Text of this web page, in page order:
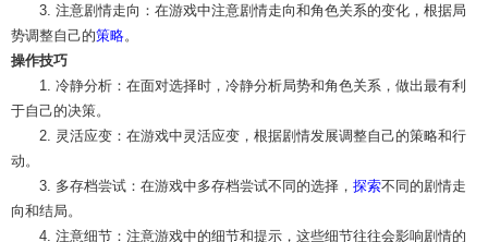
3. 注意剧情走向：在游戏中注意剧情走向和角色关系的变化，根据局
势调整自己的策略。
操作技巧
1. 冷静分析：在面对选择时，冷静分析局势和角色关系，做出最有利
于自己的决策。
2. 灵活应变：在游戏中灵活应变，根据剧情发展调整自己的策略和行
动。
3. 多存档尝试：在游戏中多存档尝试不同的选择， 探索不同的剧情走
向和结局。
4. 注意细节：注意游戏中的细节和提示，这些细节往往会影响剧情的